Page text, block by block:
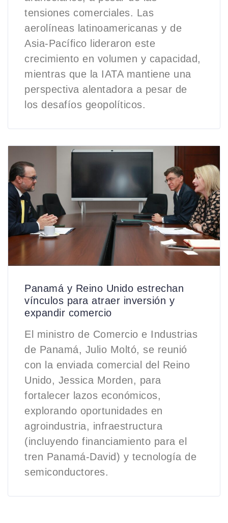
tensiones comerciales. Las
aerolíneas latinoamericanas y de
Asia-Pacífico lideraron este
crecimiento en volumen y capacidad,
mientras que la IATA mantiene una
perspectiva alentadora a pesar de
los desafíos geopolíticos.
Panamá y Reino Unido estrechan
vínculos para atraer inversión y
expandir comercio
El ministro de Comercio e Industrias
de Panamá, Julio Moltó, se reunió
con la enviada comercial del Reino
Unido, Jessica Morden, para
fortalecer lazos económicos,
explorando oportunidades en
agroindustria, infraestructura
(incluyendo financiamiento para el
tren Panamá-David) y tecnología de
semiconductores.